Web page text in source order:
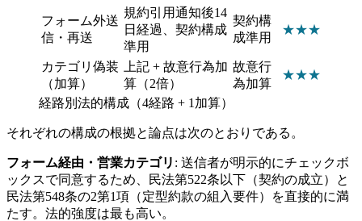
フォーム外送
信・再送
規約引用通知後14
日経過、契約構成
準用
契約構
成準用
★★★
カテゴリ偽装
（加算）
上記 + 故意行為加
算（2倍）
故意行
為加算
★★★
経路別法的構成（4経路 + 1加算）
それぞれの構成の根拠と論点は次のとおりである。
フォーム経由・営業カテゴリ : 送信者が明示的にチェックボ
ックスで同意するため、民法第522条以下（契約の成立）と
民法第548条の2第1項（定型約款の組入要件）を直接的に満
たす。法的強度は最も高い。